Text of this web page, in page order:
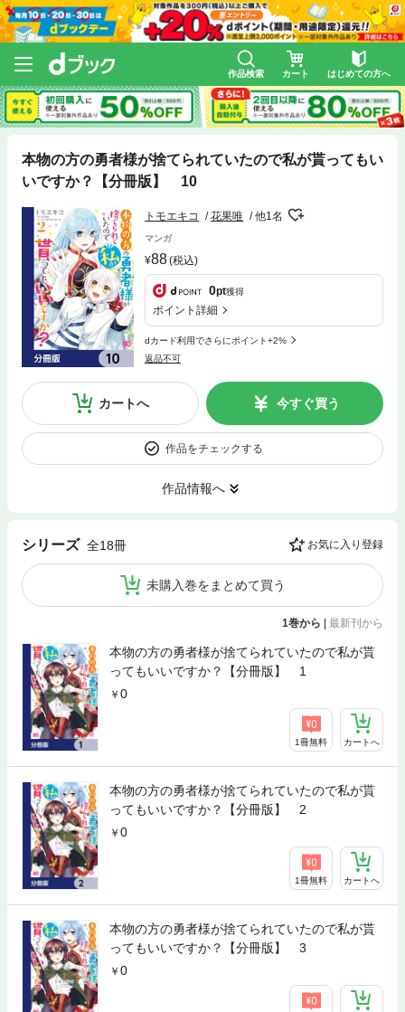
作品検索 カート はじめての方へ
本物の方の勇者様が捨てられていたので私が貰ってもい
いですか？【分冊版】 10
トモエキコ 花果唯 他1名
マンガ
88(税込)
0pt獲得
ポイント詳細
dカード利用でさらにポイント+2%
返品不可
カートへ 今すぐ買う
作品をチェックする
作品情報へ
シリーズ 全18冊 お気に入り登録
未購入巻をまとめて買う
1巻から | 最新刊から
本物の方の勇者様が捨てられていたので私が貰
ってもいいですか？【分冊版】 1
0
1冊無料 カートへ
本物の方の勇者様が捨てられていたので私が貰
ってもいいですか？【分冊版】 2
0
1冊無料 カートへ
本物の方の勇者様が捨てられていたので私が貰
ってもいいですか？【分冊版】 3
0